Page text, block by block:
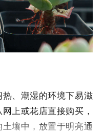
、潮湿的环境下易滋
上或花店直接购买，
壤中，放置于明亮通